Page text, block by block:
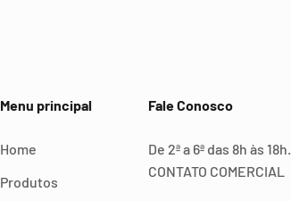
Menu principal
Home
Produtos
Fale Conosco
De 2ª a 6ª das 8h às 18h.
CONTATO COMERCIAL